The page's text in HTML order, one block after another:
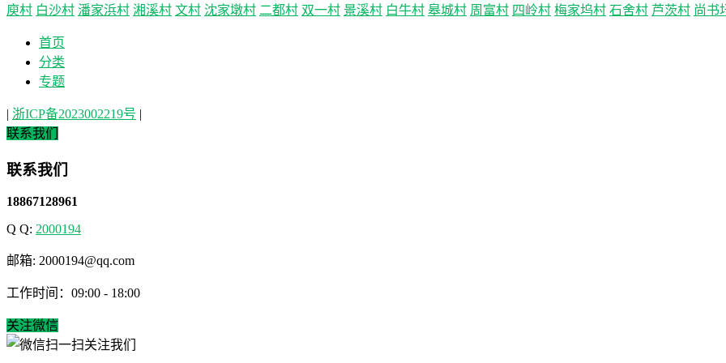
庾村 白沙村 潘家浜村 湘溪村 文村 沈家墩村 二都村 双一村 景溪村 白牛村 皋城村 周富村 四岭村 梅家坞村 石舍村 芦茨村 尚书
首页
分类
专题
| 浙ICP备2023002219号 |
联系我们
联系我们
18867128961
Q Q: 2000194
邮箱: 2000194@qq.com
工作时间：09:00 - 18:00
关注微信